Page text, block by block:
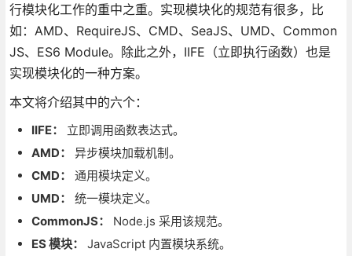
行模块化工作的重中之重。实现模块化的规范有很多，比
如：AMD、RequireJS、CMD、SeaJS、UMD、Common
JS、ES6 Module。除此之外，IIFE（立即执行函数）也是
实现模块化的一种方案。
本文将介绍其中的六个：
IIFE：
立即调用函数表达式。
AMD：
异步模块加载机制。
CMD：
通用模块定义。
UMD：
统一模块定义。
CommonJS：
Node.js 采用该规范。
ES 模块：
JavaScript 内置模块系统。